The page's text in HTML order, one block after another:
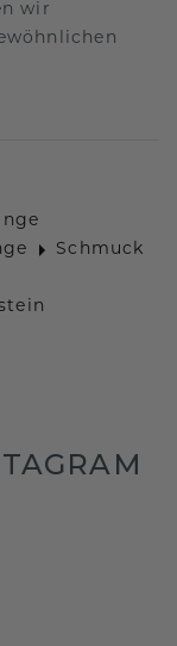
wir
Schmuck